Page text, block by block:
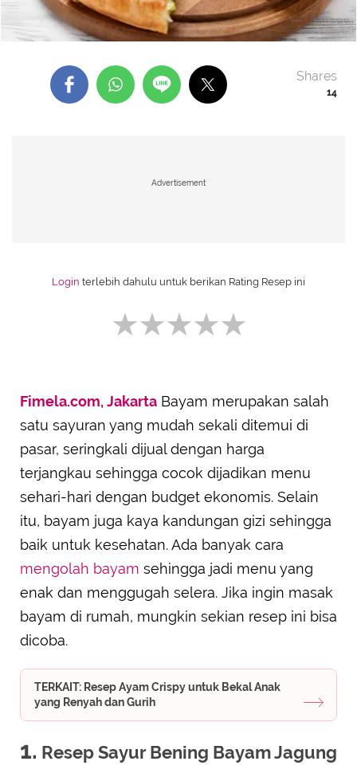
14
Shares
Advertisement
Login terlebih dahulu untuk berikan Rating Resep ini
SUBMIT REVIEW
Fimela.com, Jakarta Bayam merupakan salah
satu sayuran yang mudah sekali ditemui di
pasar, seringkali dijual dengan harga
terjangkau sehingga cocok dijadikan menu
sehari-hari dengan budget ekonomis. Selain
itu, bayam juga kaya kandungan gizi sehingga
baik untuk kesehatan. Ada banyak cara
mengolah bayam sehingga jadi menu yang
enak dan menggugah selera. Jika ingin masak
bayam di rumah, mungkin sekian resep ini bisa
dicoba.
TERKAIT: Resep Ayam Crispy untuk Bekal Anak
yang Renyah dan Gurih
1. Resep Sayur Bening Bayam Jagung